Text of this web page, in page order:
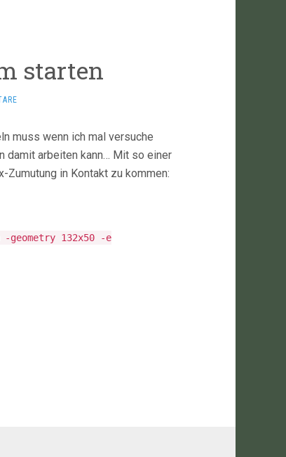
starten
muss wenn ich mal versuche
damit arbeiten kann… Mit so einer
Zumutung in Kontakt zu kommen:
132x50 -e